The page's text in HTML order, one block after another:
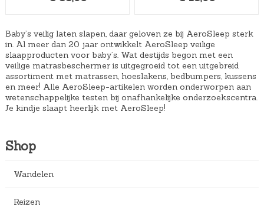
Baby’s veilig laten slapen, daar geloven ze bij AeroSleep sterk
in. Al meer dan 20 jaar ontwikkelt AeroSleep veilige
slaapproducten voor baby’s. Wat destijds begon met een
veilige matrasbeschermer is uitgegroeid tot een uitgebreid
assortiment met matrassen, hoeslakens, bedbumpers, kussens
en meer! Alle AeroSleep-artikelen worden onderworpen aan
wetenschappelijke testen bij onafhankelijke onderzoekscentra.
Je kindje slaapt heerlijk met AeroSleep!
Shop
Wandelen
Reizen